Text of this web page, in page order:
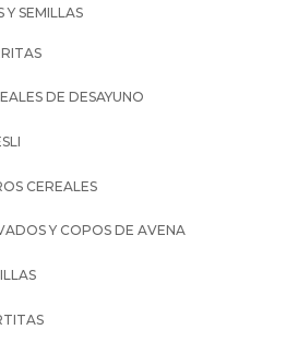
Y SEMILLAS
DE DESAYUNO
CEREALES
Y COPOS DE AVENA